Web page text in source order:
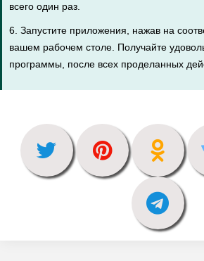
всего один раз.
6. Запустите приложения, нажав на
вашем рабочем столе. Получайте
программы, после всех проделанных